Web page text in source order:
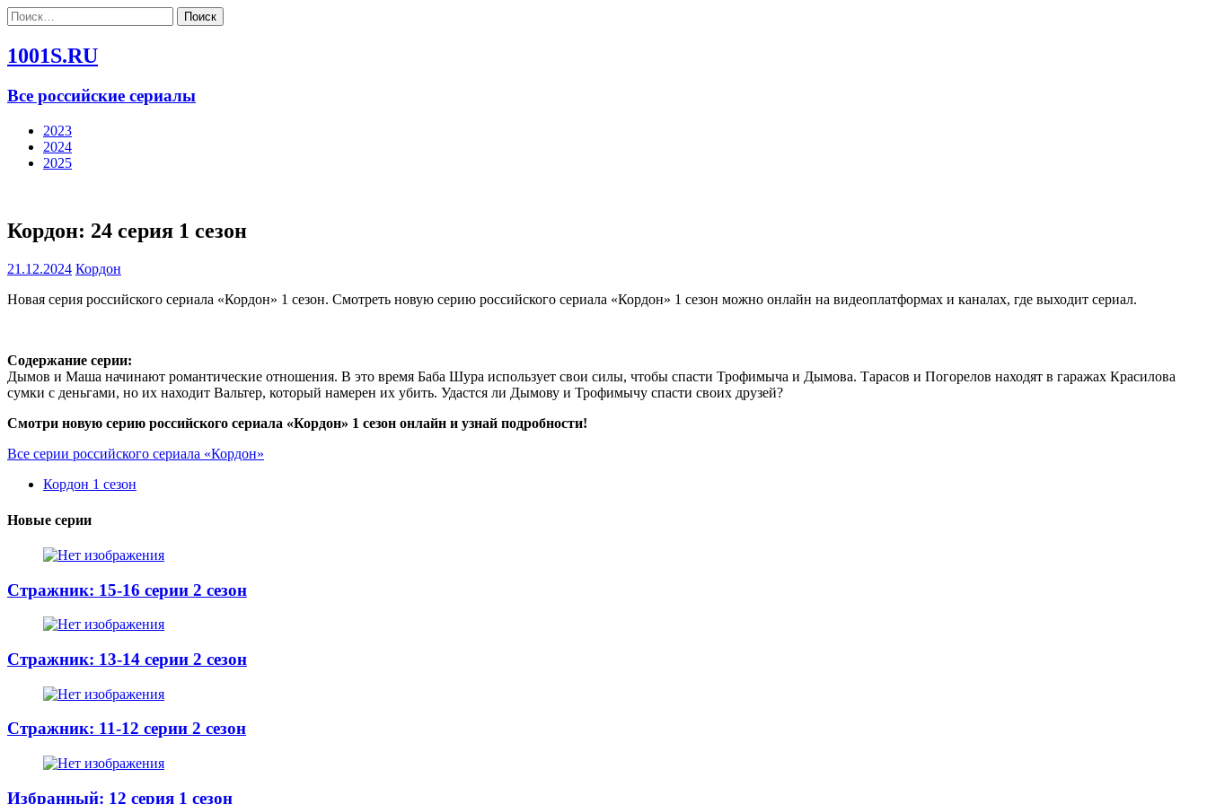
Найти:
1001S.RU
Все российские сериалы
2023
2024
2025
Кордон: 24 серия 1 сезон
21.12.2024 Кордон
Новая серия российского сериала «Кордон» 1 сезон. Смотреть новую серию российского сериала «Кордон» 1 сезон можно онлайн на видеоплатформах и каналах, где выходит сериал.
Содержание серии:
Дымов и Маша начинают романтические отношения. В это время Баба Шура использует свои силы, чтобы спасти Трофимыча и Дымова. Тарасов и Погорелов находят в гаражах Красилова
сумки с деньгами, но их находит Вальтер, который намерен их убить. Удастся ли Дымову и Трофимычу спасти своих друзей?
Смотри новую серию российского сериала «Кордон» 1 сезон онлайн и узнай подробности!
Все серии российского сериала «Кордон»
Кордон 1 сезон
Новые серии
Стражник: 15-16 серии 2 сезон
Стражник: 13-14 серии 2 сезон
Стражник: 11-12 серии 2 сезон
Избранный: 12 серия 1 сезон